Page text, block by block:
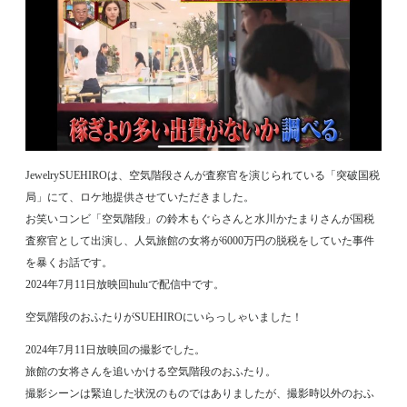
JewelrySUEHIROは、空気階段さんが査察官を演じられている「突破国税
局」にて、ロケ地提供させていただきました。
お笑いコンビ「空気階段」の鈴木もぐらさんと水川かたまりさんが国税
査察官として出演し、人気旅館の女将が6000万円の脱税をしていた事件
を暴くお話です。
2024年7月11日放映回huluで配信中です。
空気階段のおふたりがSUEHIROにいらっしゃいました！
2024年7月11日放映回の撮影でした。
旅館の女将さんを追いかける空気階段のおふたり。
撮影シーンは緊迫した状況のものではありましたが、撮影時以外のおふ